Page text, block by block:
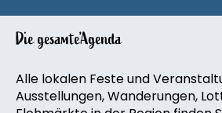
Die gesamte’Agenda
Alle lokalen Feste und
Ausstellungen, Wanderungen,